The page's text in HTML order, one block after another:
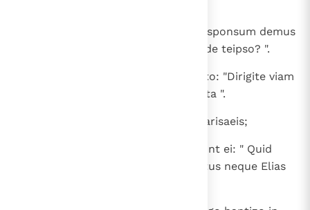
Dixerunt ergo ei: " Quis es? Ut responsum demus
his, qui miserunt nos. Quid dicis de teipso? ".
Ait: " Ego vox clamantis in deserto: "Dirigite viam
Domini", sicut dixit Isaias propheta ".
Et qui missi fuerant, erant ex pharisaeis;
et interrogaverunt eum et dixerunt ei: " Quid
ergo baptizas, si tu non es Christus neque Elias